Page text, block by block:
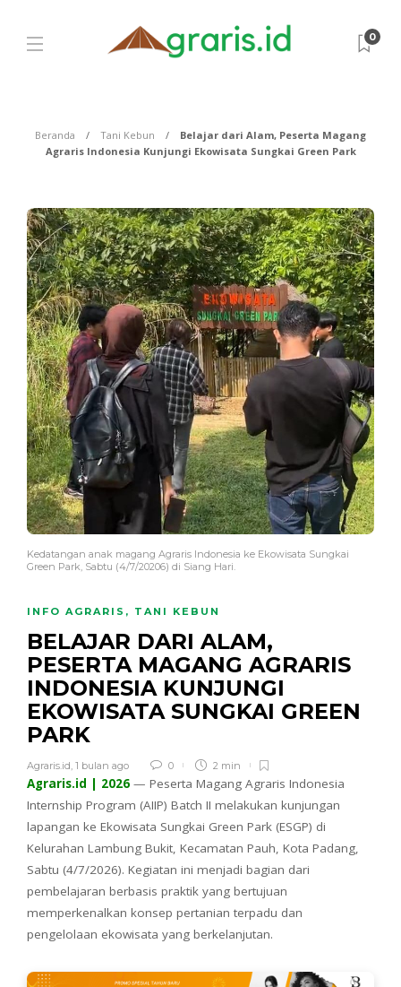
0
Beranda Tani Kebun
Belajar dari Alam, Peserta Magang
Agraris Indonesia Kunjungi Ekowisata Sungkai Green Park
Kedatangan anak magang Agraris Indonesia ke Ekowisata Sungkai
Green Park, Sabtu (4/7/20206) di Siang Hari.
INFO AGRARIS , TANI KEBUN
BELAJAR DARI ALAM,
PESERTA MAGANG AGRARIS
INDONESIA KUNJUNGI
EKOWISATA SUNGKAI GREEN
PARK
Agraris.id, 1 bulan ago 0 2 min
Agraris.id | 2026 — Peserta Magang Agraris Indonesia
Internship Program (AIIP) Batch II melakukan kunjungan
lapangan ke Ekowisata Sungkai Green Park (ESGP) di
Kelurahan Lambung Bukit, Kecamatan Pauh, Kota Padang,
Sabtu (4/7/2026). Kegiatan ini menjadi bagian dari
pembelajaran berbasis praktik yang bertujuan
memperkenalkan konsep pertanian terpadu dan
pengelolaan ekowisata yang berkelanjutan.